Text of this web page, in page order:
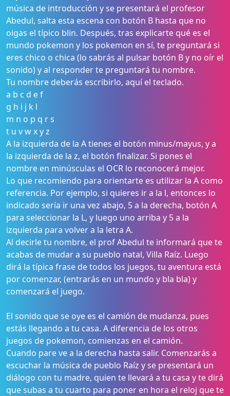
música de introducción y se presentará el profesor
Abedul, salta esta escena con botón B hasta que no
oigas el típico blin. Después, tras explicarte qué es el
mundo pokemon y los pokemon en sí, te preguntará si
eres chico o chica (lo sabrás al pulsar botón B y no oír el
sonido) y al responder te preguntará tu nombre.
Tu nombre deberás escribirlo, aquí el teclado.
a b c d e f
g h i j k l
m n o p q r s
t u v w x y z
A la izquierda de la A tienes el botón minus/mayus, y a
la izquierda de la z, el botón finalizar. Si pones el
nombre en minúsculas el OCR lo reconocerá mejor.
Lo que recomiendo para orientarte es utilizar la A como
referencia. Por ejemplo, si quieres ir a la l, entonces lo
indicado sería ir una vez abajo, 5 a la derecha, botón A
para seleccionar la L, y luego uno arriba y 5 a la
izquierda para volver a la letra A.
Al decirle tu nombre, el prof Abedul te informará que te
acabas de mudar a su pueblo natal, Villa Raíz. Luego
dirá la típica frase de todos los juegos, tu aventura está
por comenzar, (entrarás en un mundo y bla bla) y
comenzará el juego.
El sonido que se oye es el camión de mudanza, pues
estás llegando a tu casa. A diferencia de los otros
juegos de pokemon, comienzas en el camión.
Cuando pare ve a la derecha hasta salir. Comenzarás a
escuchar la música de pueblo Raíz y se presentará un
diálogo con tu madre, quien te llevará a tu casa y te dirá
que subas a tu cuarto para poner en hora el reloj que te